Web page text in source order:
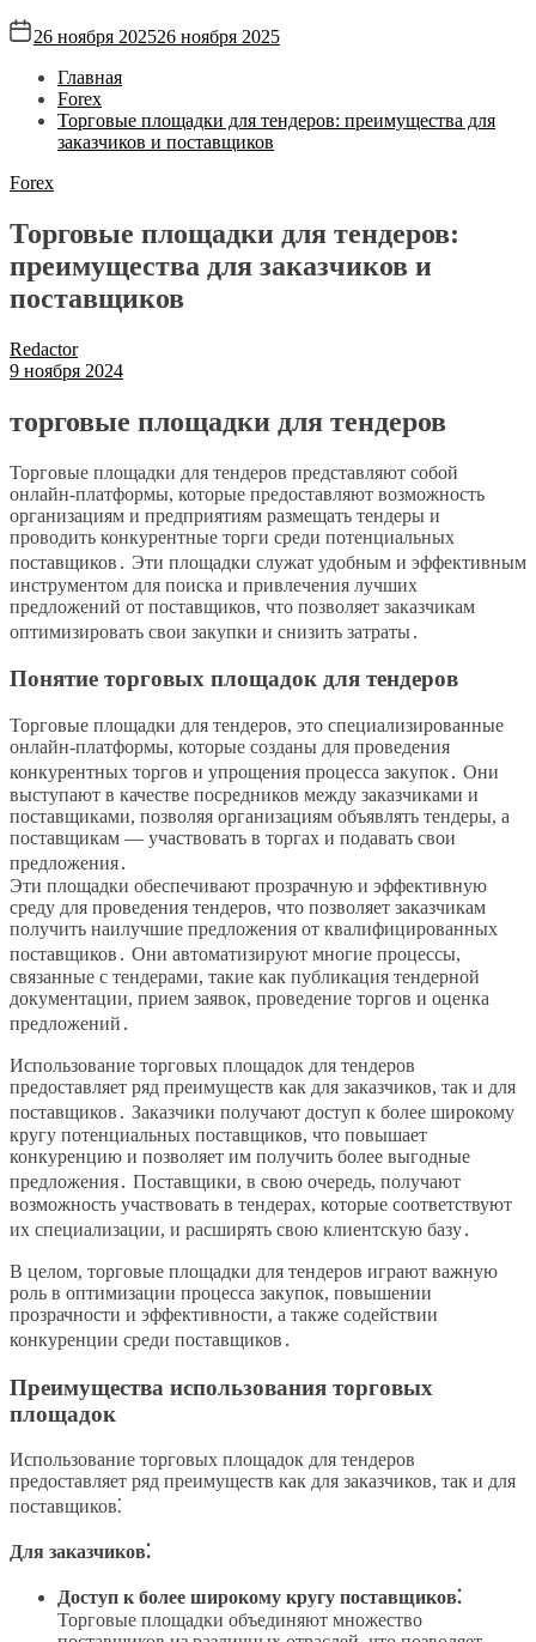
26 ноября 202526 ноября 2025
Главная
Forex
Торговые площадки для тендеров: преимущества для
заказчиков и поставщиков
Forex
Торговые площадки для тендеров:
преимущества для заказчиков и
поставщиков
Redactor
9 ноября 2024
торговые площадки для тендеров
Торговые площадки для тендеров представляют собой
онлайн-платформы, которые предоставляют возможность
организациям и предприятиям размещать тендеры и
проводить конкурентные торги среди потенциальных
поставщиков․ Эти площадки служат удобным и эффективным
инструментом для поиска и привлечения лучших
предложений от поставщиков, что позволяет заказчикам
оптимизировать свои закупки и снизить затраты․
Понятие торговых площадок для тендеров
Торговые площадки для тендеров, это специализированные
онлайн-платформы, которые созданы для проведения
конкурентных торгов и упрощения процесса закупок․ Они
выступают в качестве посредников между заказчиками и
поставщиками, позволяя организациям объявлять тендеры, а
поставщикам — участвовать в торгах и подавать свои
предложения․
Эти площадки обеспечивают прозрачную и эффективную
среду для проведения тендеров, что позволяет заказчикам
получить наилучшие предложения от квалифицированных
поставщиков․ Они автоматизируют многие процессы,
связанные с тендерами, такие как публикация тендерной
документации, прием заявок, проведение торгов и оценка
предложений․
Использование торговых площадок для тендеров
предоставляет ряд преимуществ как для заказчиков, так и для
поставщиков․ Заказчики получают доступ к более широкому
кругу потенциальных поставщиков, что повышает
конкуренцию и позволяет им получить более выгодные
предложения․ Поставщики, в свою очередь, получают
возможность участвовать в тендерах, которые соответствуют
их специализации, и расширять свою клиентскую базу․
В целом, торговые площадки для тендеров играют важную
роль в оптимизации процесса закупок, повышении
прозрачности и эффективности, а также содействии
конкуренции среди поставщиков․
Преимущества использования торговых
площадок
Использование торговых площадок для тендеров
предоставляет ряд преимуществ как для заказчиков, так и для
поставщиков⁚
Для заказчиков⁚
Доступ к более широкому кругу поставщиков⁚
Торговые площадки объединяют множество